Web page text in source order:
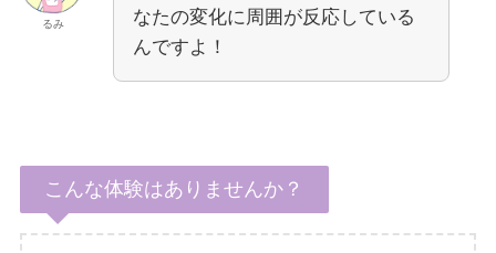
るみ
なたの変化に周囲が反応している
んですよ！
こんな体験はありませんか？